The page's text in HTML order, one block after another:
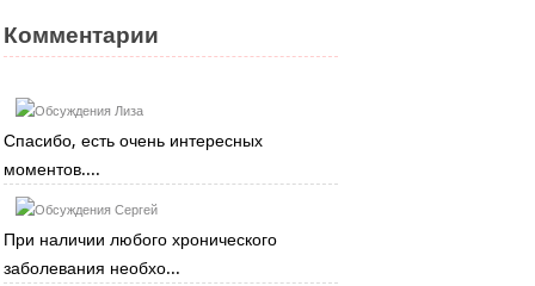
Комментарии
Лиза
Спасибо, есть очень интересных
моментов....
Сергей
При наличии любого хронического
заболевания необхо...